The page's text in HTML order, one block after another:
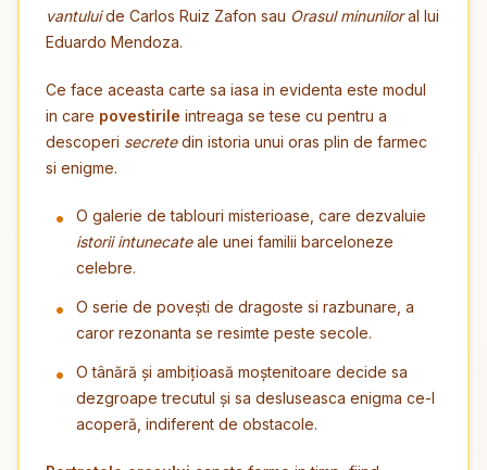
vantuluide Carlos Ruiz Zafon sau Orasul minuniloral lui
Eduardo Mendoza.
Ce face aceasta carte sa iasa in evidenta este modul
in care povestirile intreaga se tese cu pentru a
descoperi secretedin istoria unui oras plin de farmec
si enigme.
O galerie de tablouri misterioase, care dezvaluie
istorii intunecateale unei familii barceloneze
celebre.
O serie de povești de dragoste si razbunare, a
caror rezonanta se resimte peste secole.
O tânără și ambițioasă moștenitoare decide sa
dezgroape trecutul și sa desluseasca enigma ce-l
acoperă, indiferent de obstacole.